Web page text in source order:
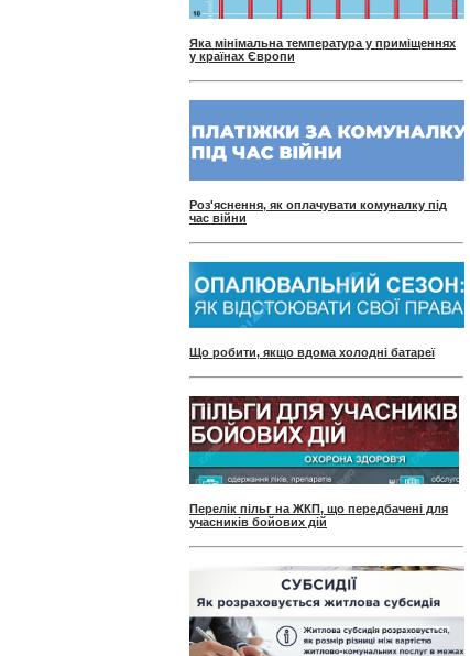
Яка мінімальна температура у приміщеннях
у країнах Європи
Роз'яснення, як оплачувати комуналку під
час війни
Що робити, якщо вдома холодні батареї
Перелік пільг на ЖКП, що передбачені для
учасників бойових дій